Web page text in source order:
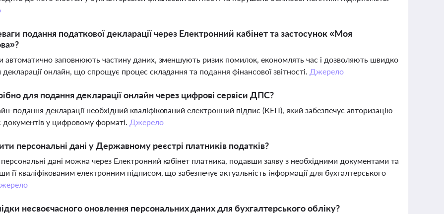
подання податкової декларації через Електронний кабінет та застосунок «Моя
автоматично заповнюють частину даних, зменшують ризик помилок, економлять час і дозволяють швидко
декларації онлайн, що спрощує процес складання та подання фінансової звітності. Джерело
для подання декларації онлайн через цифрові сервіси ДПС?
подання декларації необхідний кваліфікований електронний підпис (КЕП), який забезпечує авторизацію
документів у цифровому форматі. Джерело
персональні дані у Державному реєстрі платників податків?
дані можна через Електронний кабінет платника, подавши заяву з необхідними документами та
її кваліфікованим електронним підписом, що забезпечує актуальність інформації для бухгалтерського
несвоєчасного оновлення персональних даних для бухгалтерського обліку?